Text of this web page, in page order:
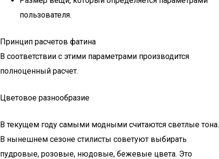
пользователя.
Принцип расчетов фатина
В соответствии с этими параметрами производится
полноценный расчет.
Цветовое разнообразие
В текущем году самыми модными считаются светлые тона.
В нынешнем сезоне стилисты советуют выбирать
пудровые, розовые, нюдовые, бежевые цвета. Это